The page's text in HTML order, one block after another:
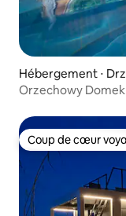
Hébergement ⋅
Orzechowy Domek
Coup de cœur
Coup de cœur